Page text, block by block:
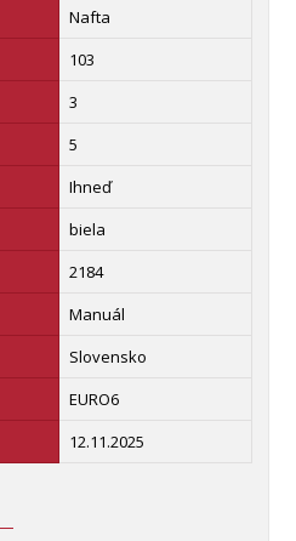
Nafta
103
3
5
Ihneď
biela
2184
Manuál
Slovensko
EURO6
12.11.2025